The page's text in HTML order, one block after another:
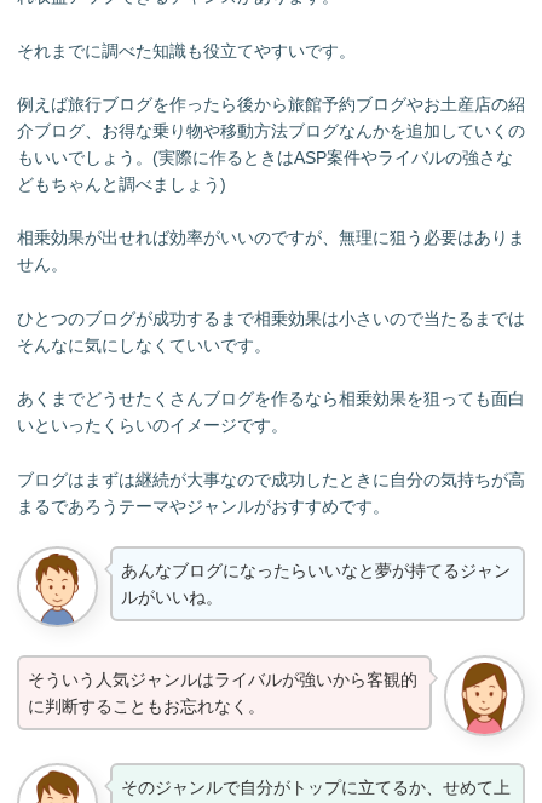
それまでに調べた知識も役立てやすいです。
例えば旅行ブログを作ったら後から旅館予約ブログやお土産店の紹
介ブログ、お得な乗り物や移動方法ブログなんかを追加していくの
もいいでしょう。(実際に作るときはASP案件やライバルの強さな
どもちゃんと調べましょう)
相乗効果が出せれば効率がいいのですが、無理に狙う必要はありま
せん。
ひとつのブログが成功するまで相乗効果は小さいので当たるまでは
そんなに気にしなくていいです。
あくまでどうせたくさんブログを作るなら相乗効果を狙っても面白
いといったくらいのイメージです。
ブログはまずは継続が大事なので成功したときに自分の気持ちが高
まるであろうテーマやジャンルがおすすめです。
あんなブログになったらいいなと夢が持てるジャン
ルがいいね。
そういう人気ジャンルはライバルが強いから客観的
に判断することもお忘れなく。
そのジャンルで自分がトップに立てるか、せめて上